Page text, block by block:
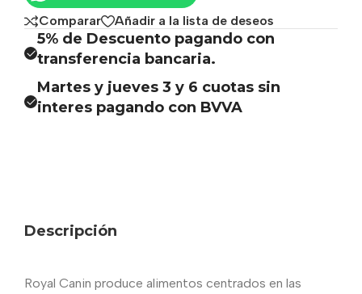
Comparar Añadir a la lista de deseos
5% de Descuento pagando con
transferencia bancaria.
Martes y jueves 3 y 6 cuotas sin
interes pagando con BVVA
Descripción
Royal Canin produce alimentos centrados en las